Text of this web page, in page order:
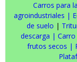
Carros para
agroindustriales |
de suelo |
descarga |
frutos secos |